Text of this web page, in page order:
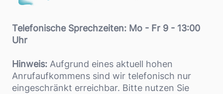
Telefonische Sprechzeiten: Mo - Fr 9 - 13:00
Uhr
Hinweis: Aufgrund eines aktuell hohen
Anrufaufkommens sind wir telefonisch nur
eingeschränkt erreichbar. Bitte nutzen Sie